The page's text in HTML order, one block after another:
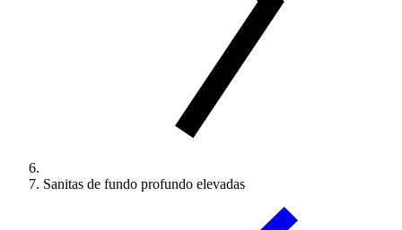
Sanitas de fundo profundo elevadas